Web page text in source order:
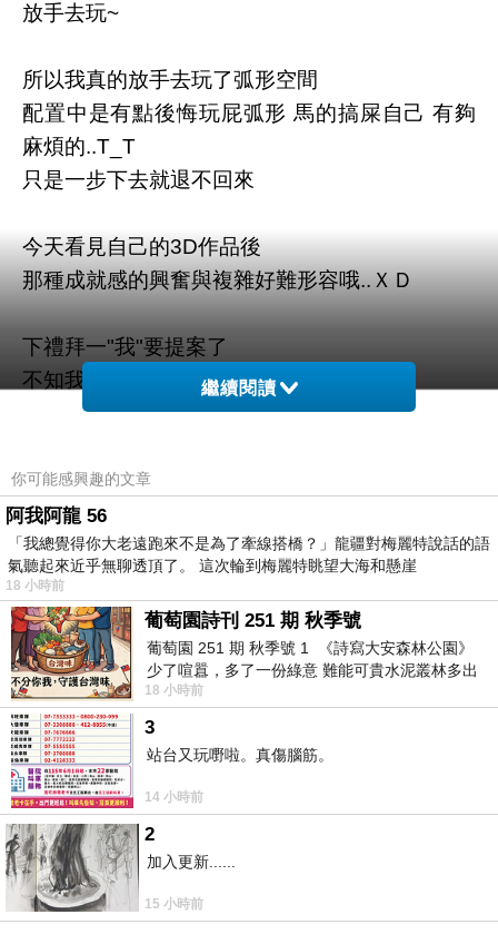
放手去玩~
所以我真的放手去玩了弧形空間
配置中是有點後悔玩屁弧形 馬的搞屎自己 有夠
麻煩的..T_T
只是一步下去就退不回來
今天看見自己的3D作品後
那種成就感的興奮與複雜好難形容哦..ＸＤ
下禮拜一"我"要提案了
不知我會挫賽嗎...
PS.照片後補
上一篇：忙
下一篇：裝傻
繼續閱讀
你可能感興趣的文章
阿我阿龍 56
「我總覺得你大老遠跑來不是為了牽線搭橋？」龍疆對梅麗特說話的語
氣聽起來近乎無聊透頂了。 這次輪到梅麗特眺望大海和懸崖
18 小時前
葡萄園詩刊 251 期 秋季號
葡萄園 251 期 秋季號 1 《詩寫大安森林公園》
少了喧囂，多了一份綠意 難能可貴水泥叢林多出
一
18 小時前
3
站台又玩嘢啦。真傷腦筋。
14 小時前
2
加入更新......
15 小時前